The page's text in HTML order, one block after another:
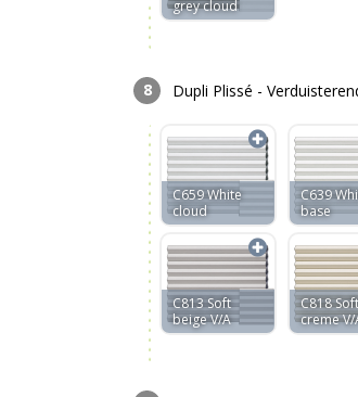
grey cloud
Dupli Plissé -
C659 White
cloud
C639
base
C813 Soft
beige V/A
C818 Soft
creme V/